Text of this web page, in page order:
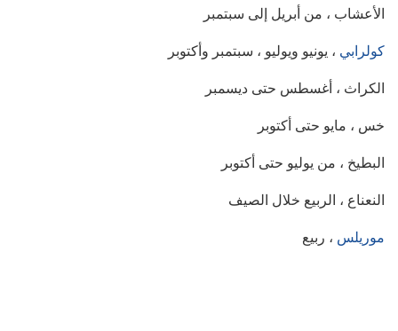
الأعشاب ، من أبريل إلى سبتمبر
كولرابي ، يونيو ويوليو ، سبتمبر وأكتوبر
الكراث ، أغسطس حتى ديسمبر
خس ، مايو حتى أكتوبر
البطيخ ، من يوليو حتى أكتوبر
النعناع ، الربيع خلال الصيف
موريلس ، ربيع